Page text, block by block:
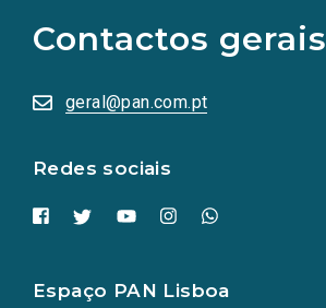
Contactos gerais
geral@pan.com.pt
Redes sociais
redes
sociais
numa
nova
Espaço PAN Lisboa